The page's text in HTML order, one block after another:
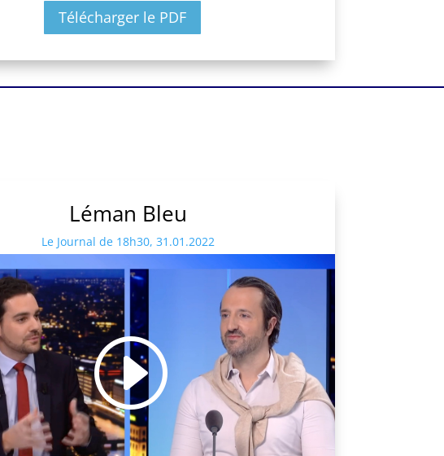
Télécharger le PDF
Léman Bleu
Le Journal de 18h30, 31.01.2022